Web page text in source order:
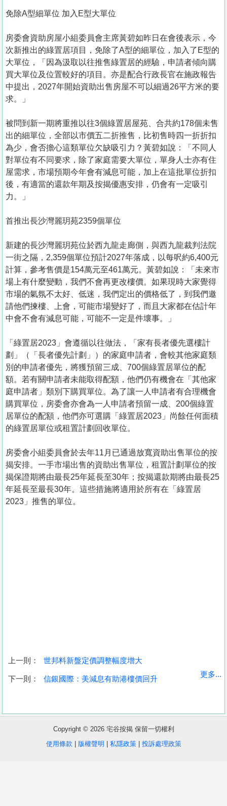
們
收
盤
免除A型細單位 加入E型大單位
房委會資助房屋小組委員會主席黃碧如昨日在會後表示，今
次新推出的綠置居項目，免除了A型的細單位，加入了E型的
大單位，「因為汲取以往推售綠置居的經驗，申請者傾向購
買大單位及位置較好的項目。亦是配合行政長官在施政報告
中提出，2027年開始資助出售房屋不可以細過26平方米的要
求。」
被問到新一期將重推以往3個綠置居屋苑、合共約178個未售
出的細單位，全部以市價五二折推售，比初售時四一折折扣
為少，會否擔心這類單位欠缺吸引力？黃碧如說：「不同人
對單位有不同要求，除了家庭需要大單位，單身人士亦有住
屋需求，市場預期今年會有減息可能，加上在這批單位折扣
後，有適當的還款年期及按揭優惠安排，仍會有一定吸引
力。」
首推出長沙灣麗玥苑2359個單位
新建的長沙灣麗玥苑位於西九龍走廊側，與西九龍裁判法院
一街之隔，2,359個單位預計2027年落成，以每呎約6,400元
計算，參考售價是154萬元至461萬元。黃碧如說：「未來市
場上有什麼變動，我們不會再更改樓價。如果現時大家覺得
市場的氣氛不太好、低迷，我們定出的價格低了，到我們邀
請他們揀樓、上會，可能市場變好了，而且大家都在估計年
中會不會有減息可能，可能不一定是件壞事。」
「綠置居2023」會遵循以往做法，「家有長者優先選樓計
劃」（「長者優先計劃」）的家庭申請者，會較其他家庭類
別的申請者優先，將獲預留三成、700個綠置居單位的配
額。若有關申請者未能取得配額，他們仍有機會在「其他家
庭申請者」類別下購買單位。為了讓一人申請者有合理機會
購買單位，房委會亦會為一人申請者預留一成、200個綠置
居單位的配額，他們亦可選購「綠置居2023」尚餘任何面積
的綠置居單位或租置計劃回收單位。
房委會小組委員會於去年11月已通過放寬資助出售單位的按
揭安排。一手市場出售的資助出售單位，租置計劃單位的按
揭保證期將由最長25年延長至30年；按揭還款期將由最長25
年延長至最長30年。這些措施將適用於所有在「綠置居
2023」推售的單位。
上一則： 世邦料新盤定價調整幅度增大
下一則： 信銀國際：美減息有助港樓價回升
更多...
Copyright © 2026 宅谷按揭 保留一切權利
使用條款
版權聲明 私隱政策| 投訴處理政策